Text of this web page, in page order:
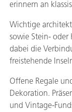
erinnern an
Wichtige
sowie Stein-
dabei die
freistehende
Offene Regale
Dekoration.
und Vintage-